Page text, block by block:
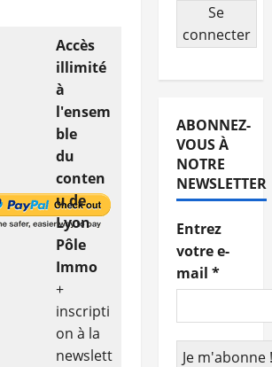
Accès
illimité
à
l'ensem
ble
du
conten
u de
Lyon
Pôle
Immo
+
inscripti
on à la
newslett
Se
connecter
ABONNEZ-
VOUS À
NOTRE
NEWSLETTER
Entrez
votre e-
mail *